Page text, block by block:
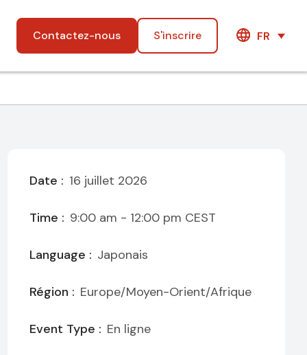
Contactez-nous S'inscrire FR
Date : 16 juillet 2026
Time : 9:00 am - 12:00 pm CEST
Language : Japonais
Région : Europe/Moyen-Orient/Afrique
Event Type : En ligne